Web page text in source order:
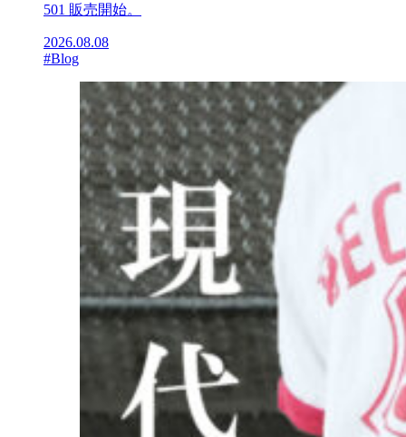
501 販売開始。
2026.08.08
#Blog